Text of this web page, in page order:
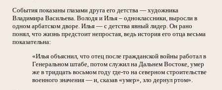
События показаны глазами друга его детства — художника
Владимира Васильева. Володя и Илья – одноклассники, выросли в
одном арбатском дворе. Илья — с детства явный лидер. Он рано
понял, что жизнь предстоит непростая, ведь история его отца весьма
показательна:
«Илья объяснил, что отец после гражданской войны работал в
Генеральном штабе, потом служил на Дальнем Востоке, умер
же в тридцать восьмом году где-то на северном строительстве
военного значения — и, сказав «умер», зло дернул ртом».